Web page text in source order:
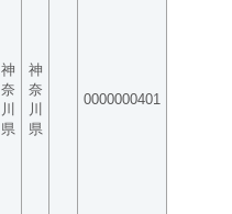
神
奈
川
県
神
奈
川
県
0000000401